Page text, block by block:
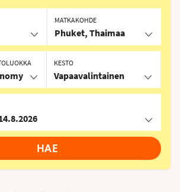
MATKAKOHDE
Phuket, Thaimaa
KESTO
Vapaavalintainen
HAE